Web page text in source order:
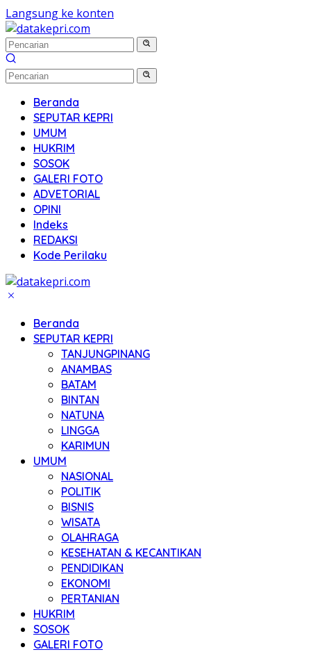
Langsung ke konten
Beranda
SEPUTAR KEPRI
UMUM
HUKRIM
SOSOK
GALERI FOTO
ADVETORIAL
OPINI
Indeks
REDAKSI
Kode Perilaku
Beranda
SEPUTAR KEPRI
TANJUNGPINANG
ANAMBAS
BATAM
BINTAN
NATUNA
LINGGA
KARIMUN
UMUM
NASIONAL
POLITIK
BISNIS
WISATA
OLAHRAGA
KESEHATAN & KECANTIKAN
PENDIDIKAN
EKONOMI
PERTANIAN
HUKRIM
SOSOK
GALERI FOTO